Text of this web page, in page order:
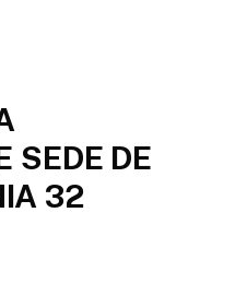
SEDE DE
32